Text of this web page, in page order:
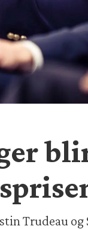
Trudeau og